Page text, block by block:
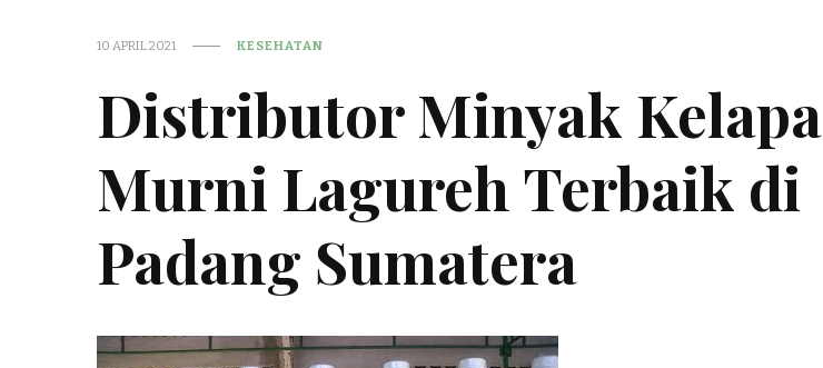
10 APRIL 2021 KESEHATAN
Distributor Minyak Kelapa
Murni Lagureh Terbaik di
Padang Sumatera